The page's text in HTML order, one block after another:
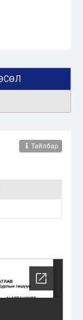
Тайлбар